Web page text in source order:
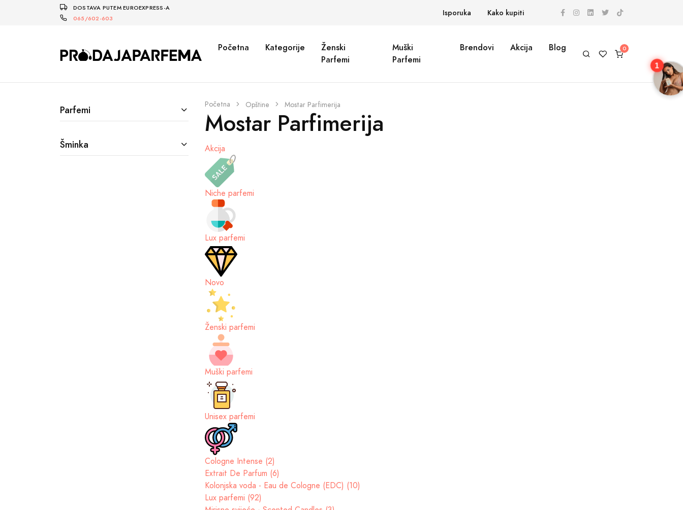
DOSTAVA PUTEM EUROEXPRESS-A
065/602-603
Isporuka Kako kupiti
Početna Kategorije
Ženski
Parfemi
Muški
Parfemi
Brendovi Akcija Blog
Parfemi
Šminka
Početna Opštine Mostar Parfimerija
Mostar Parfimerija
Akcija
Niche parfemi
Lux parfemi
Novo
Ženski parfemi
Muški parfemi
Unisex parfemi
Cologne Intense (2)
Extrait De Parfum (6)
Kolonjska voda - Eau de Cologne (EDC) (10)
Lux parfemi (92)
1